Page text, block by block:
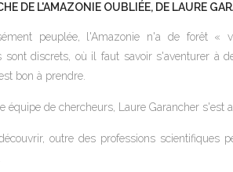
DE L'AMAZONIE OUBLIÉE, DE LAURE
peuplée, l'Amazonie n'a de forêt
sont discrets, où il faut savoir s'aventurer à
bon à prendre.
équipe de chercheurs, Laure Garancher s'est
outre des professions